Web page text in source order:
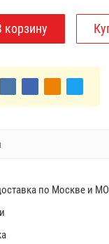
по Москве и МО